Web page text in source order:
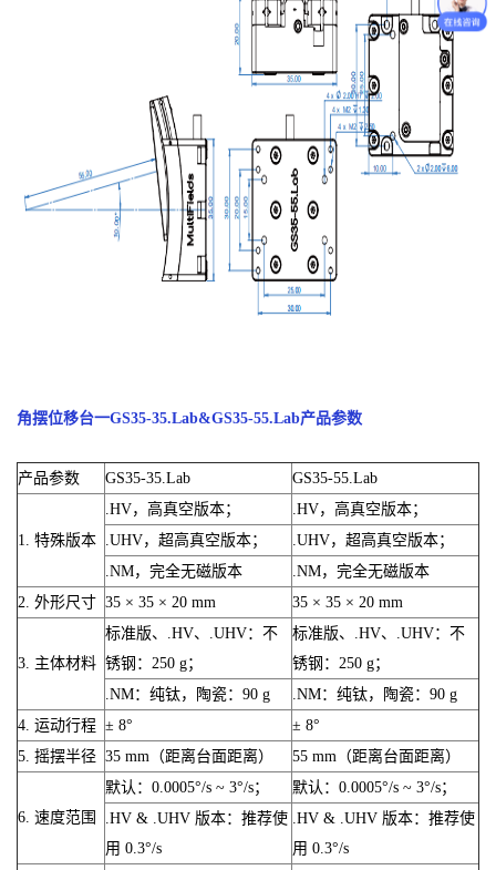
角摆位移台一GS35-35.Lab&GS35-55.Lab产品参数
产品参数 GS35-35.Lab GS35-55.Lab
1. 特殊版本
.HV，高真空版本；
.HV，高真空版本；
.UHV，超高真空版本；
.UHV，超高真空版本；
.NM，完全无磁版本
.NM，完全无磁版本
2. 外形尺寸 35 × 35 × 20 mm 35 × 35 × 20 mm
3. 主体材料
标准版、.HV、.UHV：不
锈钢：250 g；
标准版、.HV、.UHV：不
锈钢：250 g；
.NM：纯钛，陶瓷：90 g
.NM：纯钛，陶瓷：90 g
4. 运动行程 ± 8°
± 8°
5. 摇摆半径 35 mm（距离台面距离） 55 mm（距离台面距离）
6. 速度范围
默认：0.0005°/s ~ 3°/s；
默认：0.0005°/s ~ 3°/s；
.HV & .UHV 版本：推荐使
用 0.3°/s
.HV & .UHV 版本：推荐使
用 0.3°/s